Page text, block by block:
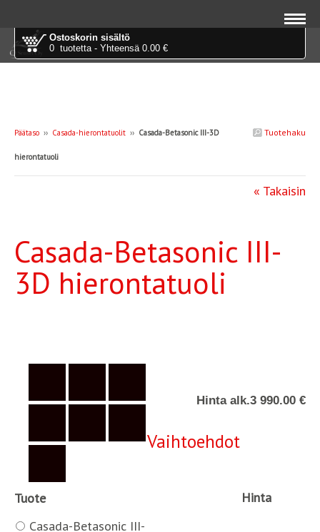
Ostoskorin sisältö
0 tuotetta - Yhteensä 0.00 €
Tuotehaku
Päätaso ›› Casada-hierontatuolit ›› Casada-Betasonic III-3D
hierontatuoli
« Takaisin
Casada-Betasonic III-
3D hierontatuoli
Hinta alk.3 990.00 €
Vaihtoehdot
Tuote
Hinta
Casada-Betasonic III-